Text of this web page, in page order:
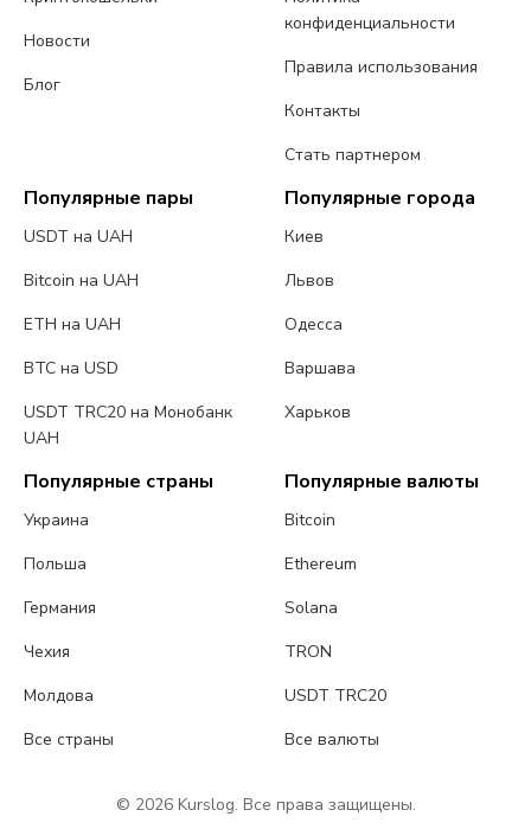
Новости
Блог
конфиденциальности
Правила использования
Контакты
Стать партнером
Популярные пары
USDT на UAH
Bitcoin на UAH
ETH на UAH
BTC на USD
USDT TRC20 на Монобанк
UAH
Популярные города
Киев
Львов
Одесса
Варшава
Харьков
Популярные страны
Украина
Польша
Германия
Чехия
Молдова
Все страны
Популярные валюты
Bitcoin
Ethereum
Solana
TRON
USDT TRC20
Все валюты
© 2026 Kurslog. Все права защищены.